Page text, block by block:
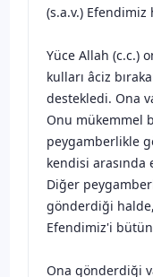
(s.a.v.)
Yüce Allah (c.c.)
kulları âciz
destekledi. Ona
Onu mükemmel
peygamberlikle
kendisi
Diğer
gönderdiği
Efendimiz'i
Ona gönderdiği